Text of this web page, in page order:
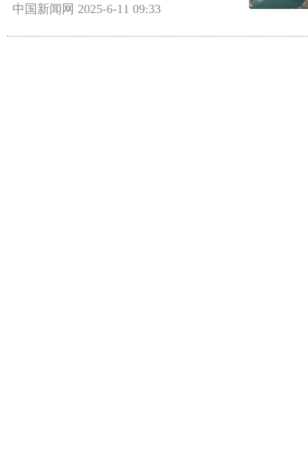
中国新闻网 2025-6-11 09:33